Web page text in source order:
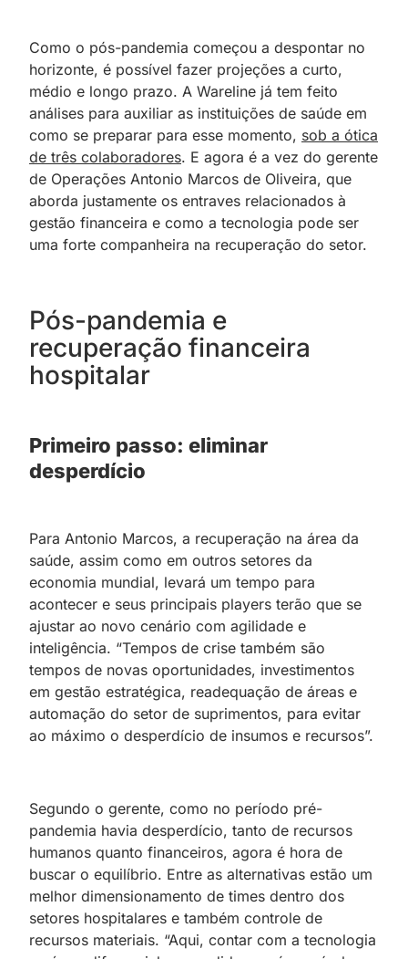
Como o pós-pandemia começou a despontar no
horizonte, é possível fazer projeções a curto,
médio e longo prazo. A Wareline já tem feito
análises para auxiliar as instituições de saúde em
como se preparar para esse momento, sob a ótica
de três colaboradores. E agora é a vez do gerente
de Operações Antonio Marcos de Oliveira, que
aborda justamente os entraves relacionados à
gestão financeira e como a tecnologia pode ser
uma forte companheira na recuperação do setor.
Pós-pandemia e
recuperação financeira
hospitalar
Primeiro passo: eliminar
desperdício
Para Antonio Marcos, a recuperação na área da
saúde, assim como em outros setores da
economia mundial, levará um tempo para
acontecer e seus principais players terão que se
ajustar ao novo cenário com agilidade e
inteligência. “Tempos de crise também são
tempos de novas oportunidades, investimentos
em gestão estratégica, readequação de áreas e
automação do setor de suprimentos, para evitar
ao máximo o desperdício de insumos e recursos”.
Segundo o gerente, como no período pré-
pandemia havia desperdício, tanto de recursos
humanos quanto financeiros, agora é hora de
buscar o equilíbrio. Entre as alternativas estão um
melhor dimensionamento de times dentro dos
setores hospitalares e também controle de
recursos materiais. “Aqui, contar com a tecnologia